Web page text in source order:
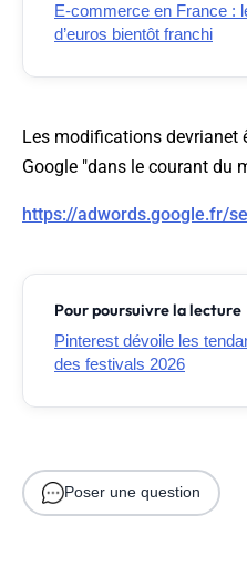
E-commerce en France :
d’euros bientôt franchi
Les modifications devrianet
Google "dans le courant du
https://adwords.google.fr/
Pour poursuivre la lecture
Pinterest dévoile les
des festivals 2026
Poser une question